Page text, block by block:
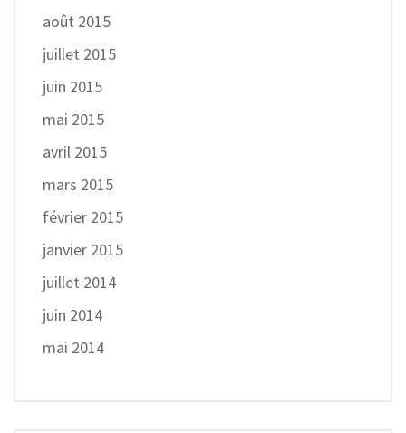
août 2015
juillet 2015
juin 2015
mai 2015
avril 2015
mars 2015
février 2015
janvier 2015
juillet 2014
juin 2014
mai 2014